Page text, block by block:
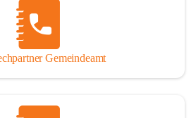
Gemeindeamt